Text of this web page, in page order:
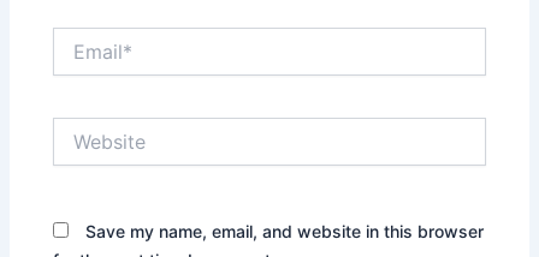
Save my name, email, and website in this browser